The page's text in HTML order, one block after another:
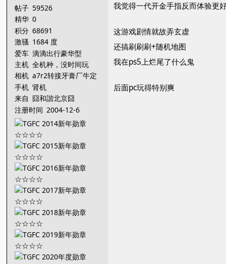
帖子 59526
精华 0
积分 68691
激骚 1684 度
爱车 滴滴出行豪华型
主机 全机种，没时间玩
相机 a7r2转接牙膏厂牛定
手机 肾机
来自 囧和諧北京囧
注册时间 2004-12-6
我觉得一代开金手指反而体验更
这游戏剧情就故弄玄虚
还搞刷刷刷+随机地图
我在ps5上烂尾了什么鬼
后面pc玩得特别爽